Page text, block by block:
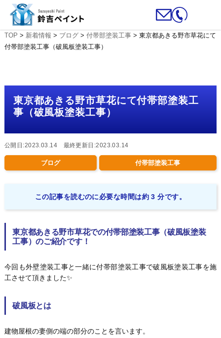
TOP > 新着情報 > ブログ> 付帯部塗装工事> 東京都あきる野市草花にて
付帯部塗装工事（破風板塗装工事）
東京都あきる野市草花にて付帯部塗装工
事（破風板塗装工事）
公開日:2023.03.14 最終更新日:2023.03.14
ブログ 付帯部塗装工事
この記事を読むのに必要な時間は約 3 分です。
東京都あきる野市草花での付帯部塗装工事（破風板塗装
工事）のご紹介です！
今回も外壁塗装工事と一緒に付帯部塗装工事で破風板塗装工事を施
工させて頂きました✨
破風板とは
建物屋根の妻側の端の部分のことを言います。